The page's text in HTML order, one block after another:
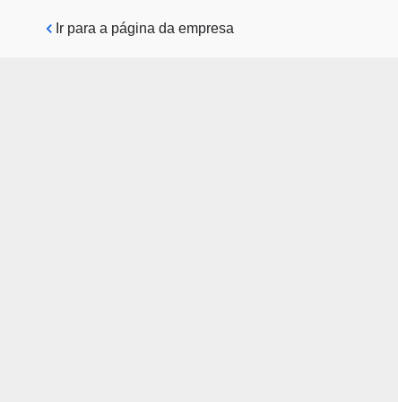
Pular para o conteúdo principal
Ir para a página da empresa